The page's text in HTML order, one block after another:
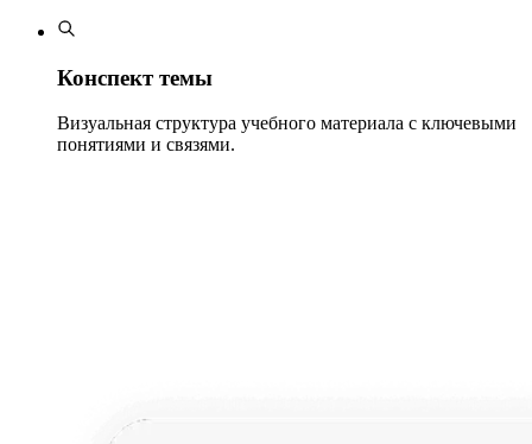
Конспект темы
Визуальная структура учебного материала с ключевыми
понятиями и связями.